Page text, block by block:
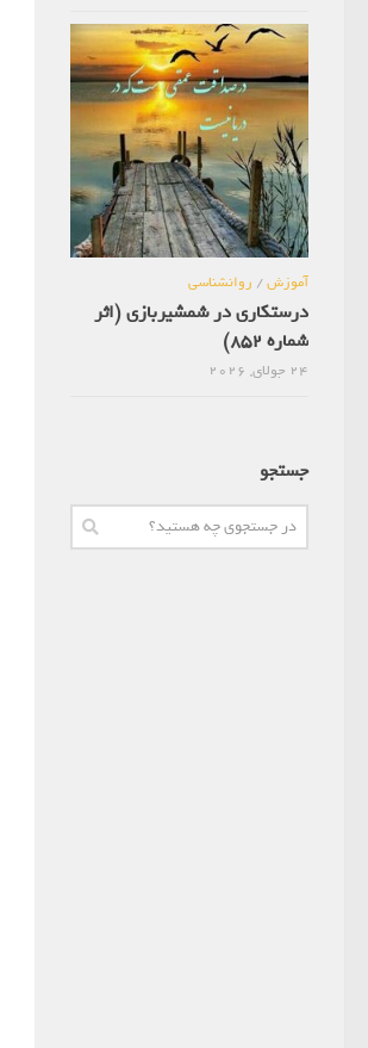
آموزش/ روانشناسی
درستکاری در شمشیربازی (اثر
شماره 852)
24 جولای, 2026
جستجو